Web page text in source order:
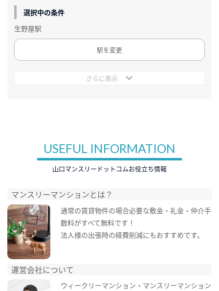
選択中の条件
生野屋駅
駅を変更
さらに表示
USEFUL INFORMATION
山口マンスリードットコムお役立ち情報
マンスリーマンションとは？
通常の賃貸物件の場合必要な敷金・礼金・仲介手
数料がすべて無料です！
法人様の出張時の経費削減にもおすすめです。
運営会社について
ウィークリーマンション・マンスリーマンション